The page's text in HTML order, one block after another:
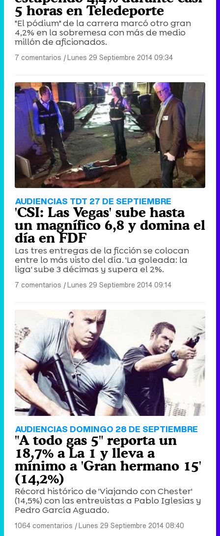
5 horas en Teledeporte
"El pódium" de la carrera marcó otro gran
4,2% en la sobremesa con más de medio
millón de aficionados.
7 comentarios |Lunes 29 Septiembre 2014 09:34
AUDIENCIAS TDT 27 DE SEPTIEMBRE
'CSI: Las Vegas' sube hasta
un magnífico 6,8 y domina el
día en FDF
Las tres entregas de la ficción se colocan
entre lo más visto del día. 'La goleada: la
liga' sube 3 décimas y supera el 2%.
7 comentarios |Lunes 29 Septiembre 2014 09:14
AUDIENCIAS DOMINGO 28 DE SEPTIEMBRE
"A todo gas 5" reporta un
18,7% a La 1 y lleva a
mínimo a 'Gran hermano 15'
(14,2%)
Récord histórico de 'Viajando con Chester'
(14,5%) con las entrevistas a Pablo Iglesias y
Pedro García Aguado.
1064 comentarios |Lunes 29 Septiembre 2014 08:40